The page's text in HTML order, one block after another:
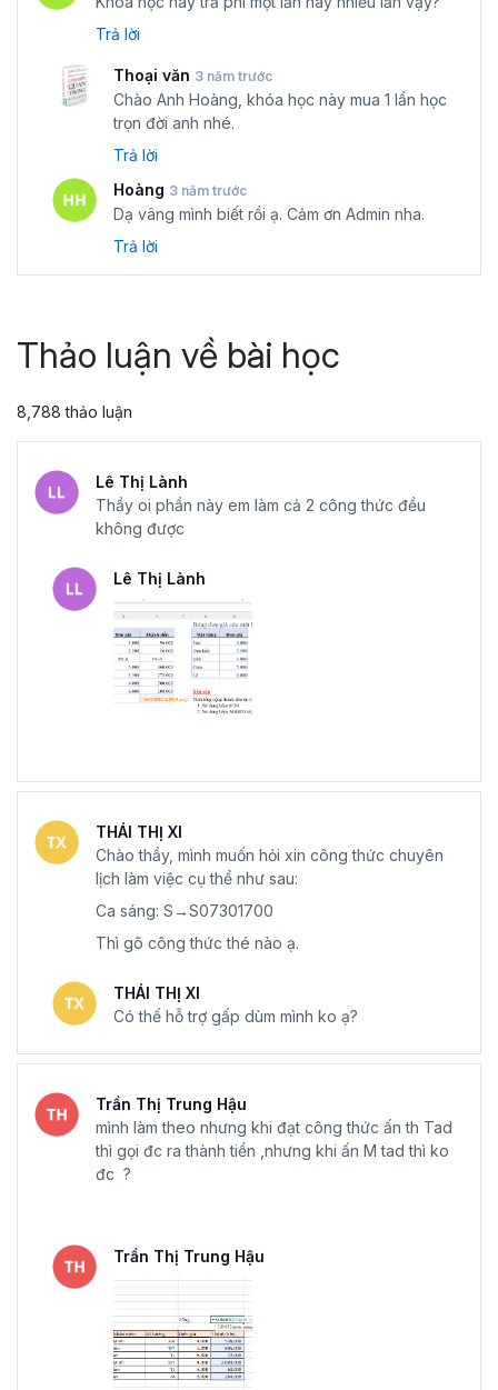
Trả lời
Thoại văn 3 năm trước
Chào Anh Hoàng, khóa học này mua 1 lần học
trọn đời anh nhé.
Trả lời
Hoàng 3 năm trước
Dạ vâng mình biết rồi ạ. Cảm ơn Admin nha.
Trả lời
Thảo luận về bài học
8,788 thảo luận
Lê Thị Lành
Thầy oi phần này em làm cả 2 công thức đều
không được
Lê Thị Lành
THÁI THỊ XI
Chào thầy, mình muốn hỏi xin công thức chuyên
lịch làm việc cụ thể như sau:
Ca sáng: S→S07301700
Thì gõ công thức thé nào ạ.
THÁI THỊ XI
Có thế hỗ trợ gấp dùm mình ko ạ?
Trần Thị Trung Hậu
mình làm theo nhưng khi đạt công thức ấn th Tad
thì gọi đc ra thành tiền ,nhưng khi ấn M tad thì ko
đc ?
Trần Thị Trung Hậu